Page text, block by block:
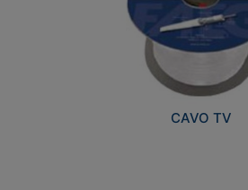
CAVO TV